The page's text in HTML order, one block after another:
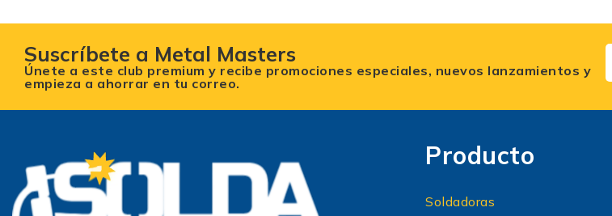
Suscríbete a Metal Masters
Únete a este club premium y recibe promociones especiales, nuevos lanzamientos y
empieza a ahorrar en tu correo.
Producto
Soldadoras